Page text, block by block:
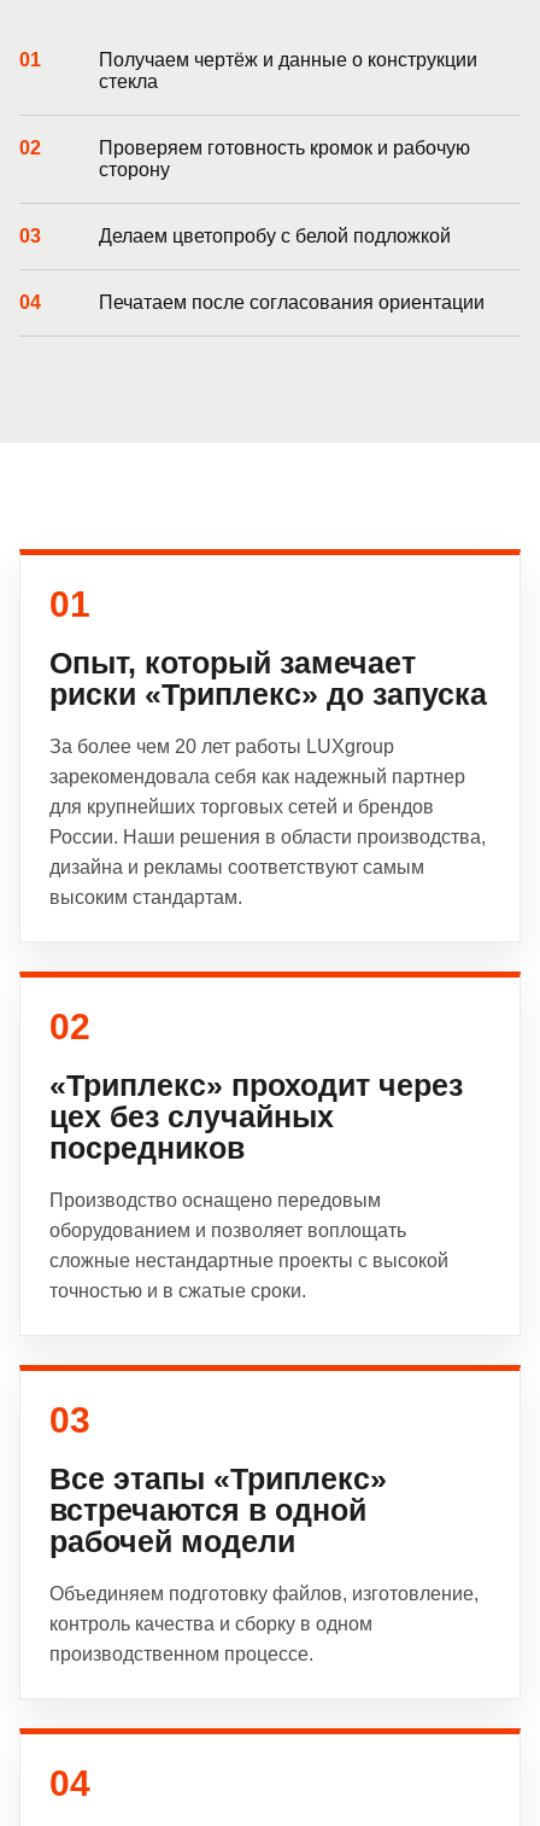
Получаем чертёж и данные о конструкции
стекла
Проверяем готовность кромок и рабочую
сторону
Делаем цветопробу с белой подложкой
Печатаем после согласования ориентации
01
Опыт, который замечает
риски «Триплекс» до запуска
За более чем 20 лет работы LUXgroup
зарекомендовала себя как надежный партнер
для крупнейших торговых сетей и брендов
России. Наши решения в области производства,
дизайна и рекламы соответствуют самым
высоким стандартам.
02
«Триплекс» проходит через
цех без случайных
посредников
Производство оснащено передовым
оборудованием и позволяет воплощать
сложные нестандартные проекты с высокой
точностью и в сжатые сроки.
03
Все этапы «Триплекс»
встречаются в одной
рабочей модели
Объединяем подготовку файлов, изготовление,
контроль качества и сборку в одном
производственном процессе.
04